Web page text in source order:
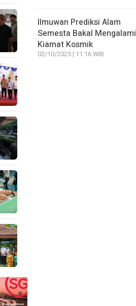
Ilmuwan Prediksi Alam
Semesta Bakal Mengalami
Kiamat Kosmik
02/10/2025 | 11:16 WIB